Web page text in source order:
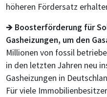
höheren Fördersatz
🡺 Boosterförderung für
Gasheizungen, um den
Millionen von fossil
in den letzten Jahren neu
Gasheizungen in
Für viele